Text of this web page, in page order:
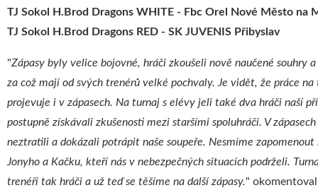
TJ Sokol H.Brod Dragons WHITE - Fbc Orel Nové Město na
TJ Sokol H.Brod Dragons RED - SK JUVENIS Přibyslav
"Zápasy byly velice bojovné, hráči zkoušeli nově naučené souhry
za což mají od svých trenérů velké pochvaly. Je vidět, že práce na
projevuje i v zápasech. Na turnaj s elévy jeli také dva hráči naší
postupně získávali zkušenosti mezi staršími spoluhráči. V zápasech
neztratili a dokázali potrápit naše soupeře. Nesmíme zapomenout
Jonyho a Kačku, kteří nás v nebezpečných situacích podrželi.
trenéři tak hráči a už teď se těšíme na další zápasy."